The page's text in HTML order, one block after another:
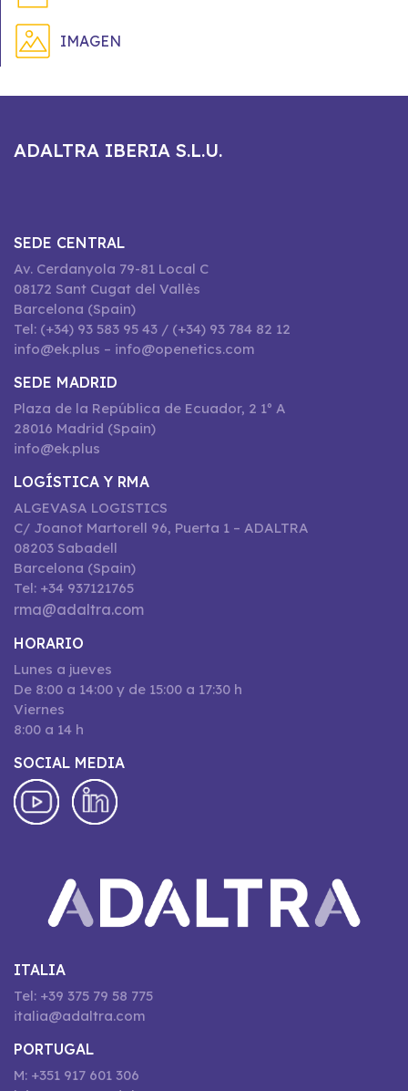
IMAGEN
ADALTRA IBERIA S.L.U.
SEDE CENTRAL
Av. Cerdanyola 79-81 Local C
08172 Sant Cugat del Vallès
Barcelona (Spain)
Tel: (+34) 93 583 95 43 / (+34) 93 784 82 12
info@ek.plus – info@openetics.com
SEDE MADRID
Plaza de la República de Ecuador, 2 1º A
28016 Madrid (Spain)
info@ek.plus
LOGÍSTICA Y RMA
ALGEVASA LOGISTICS
C/ Joanot Martorell 96, Puerta 1 – ADALTRA
08203 Sabadell
Barcelona (Spain)
Tel: +34 937121765
rma@adaltra.com
HORARIO
Lunes a jueves
De 8:00 a 14:00 y de 15:00 a 17:30 h
Viernes
8:00 a 14 h
SOCIAL MEDIA
ITALIA
Tel: +39 375 79 58 775
italia@adaltra.com
PORTUGAL
M: +351 917 601 306